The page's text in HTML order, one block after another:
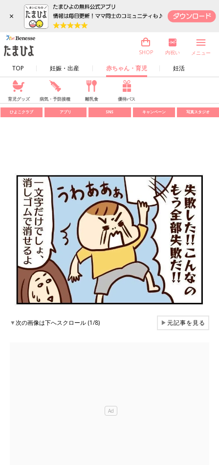
×
TOP 妊娠・出産 赤ちゃん・育児 妊活
SHOP 内祝い メニュー
育児グッズ 病気・予防接種 離乳食 優待パス
ひよこクラブ アプリ SNS キャンペーン 写真スタジオ
▼次の画像は下へスクロール (1/8) ▶元記事を見る